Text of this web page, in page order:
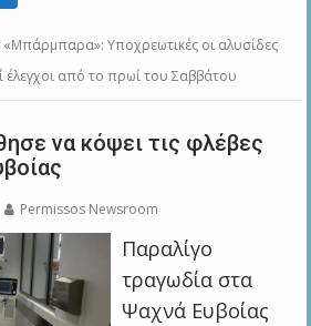
«Μπάρμπαρα»: Υποχρεωτικές οι αλυσίδες
έλεγχοι από το πρωί του Σαββάτου
να κόψει τις φλέβες
Permissos Newsroom
Παραλίγο
τραγωδία στα
Ψαχνά Ευβοίας